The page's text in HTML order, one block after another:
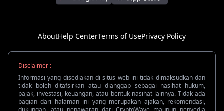
AboutHelp CenterTerms of UsePrivacy Policy
Disclaimer :
Informasi yang disediakan di situs web ini tidak dimaksudkan dan
tidak boleh ditafsirkan atau dianggap sebagai nasihat hukum,
pajak, investasi, keuangan, atau bentuk nasihat lainnya. Tidak ada
bagian dari halaman ini yang merupakan ajakan, rekomendasi,